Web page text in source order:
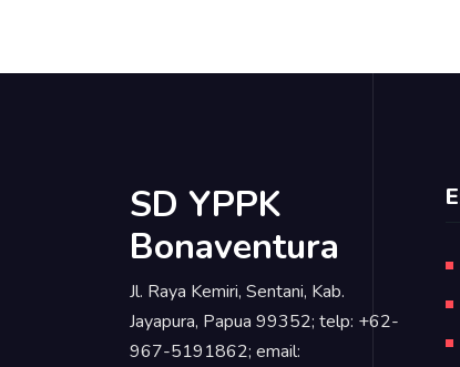
SD YPPK
Bonaventura
Jl. Raya Kemiri, Sentani, Kab.
Jayapura, Papua 99352; telp: +62-
967-5191862; email: